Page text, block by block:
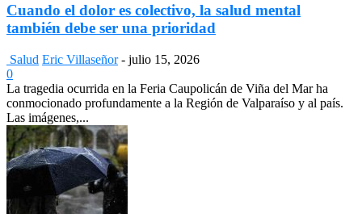
Cuando el dolor es colectivo, la salud mental
también debe ser una prioridad
Salud Eric Villaseñor - julio 15, 2026
0
La tragedia ocurrida en la Feria Caupolicán de Viña del Mar ha
conmocionado profundamente a la Región de Valparaíso y al país.
Las imágenes,...